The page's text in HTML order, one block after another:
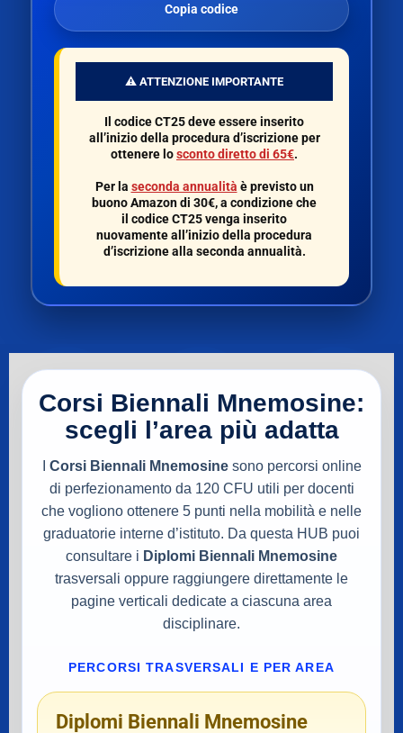
Copia codice
⚠️ ATTENZIONE IMPORTANTE
Il codiceCT25deve essere inserito
all’inizio della procedura d’iscrizione per
ottenere losconto diretto di 65€.
Per la seconda annualità è previsto un
buono Amazon di 30€, a condizione che
il codiceCT25venga inserito
nuovamente all’inizio della procedura
d’iscrizione alla seconda annualità.
Corsi Biennali Mnemosine:
scegli l’area più adatta
Corsi Biennali Mnemosinesono percorsi online
di perfezionamento da 120 CFU utili per docenti
che vogliono ottenere 5 punti nella mobilità e nelle
graduatorie interne d’istituto. Da questa HUB puoi
consultare i Diplomi Biennali Mnemosine
trasversali oppure raggiungere direttamente le
pagine verticali dedicate a ciascuna area
disciplinare.
PERCORSI TRASVERSALI E PER AREA
Diplomi Biennali Mnemosine